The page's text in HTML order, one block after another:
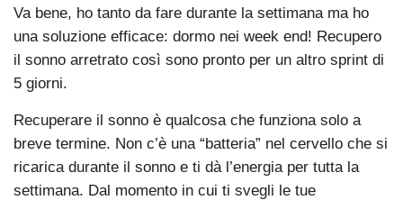
Va bene, ho tanto da fare durante la settimana ma ho
una soluzione efficace: dormo nei week end! Recupero
il sonno arretrato così sono pronto per un altro sprint di
5 giorni.
Recuperare il sonno è qualcosa che funziona solo a
breve termine. Non c’è una “batteria” nel cervello che si
ricarica durante il sonno e ti dà l’energia per tutta la
settimana. Dal momento in cui ti svegli le tue